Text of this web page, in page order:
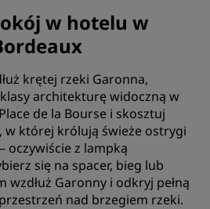
w hotelu w
krętej rzeki Garonna,
architekturę widoczną w
de la Bourse i skosztuj
w której królują świeże ostrygi
oczywiście z lampką
się na spacer, bieg lub
wzdłuż Garonny i odkryj pełną
nad brzegiem rzeki.